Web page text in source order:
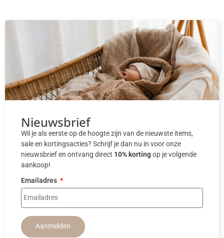
Nieuwsbrief
Wil je als eerste op de hoogte zijn van de nieuwste items,
sale en kortingsacties? Schrijf je dan nu in voor onze
nieuwsbrief en ontvang direct 10% kortingop je volgende
aankoop!
Emailadres
Aanmelden